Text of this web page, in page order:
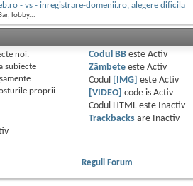
- vs - inregistrare-domenii.ro, alegere dificila
lobby...
noi.
subiecte
proprii
Codul BBeste Activ
Zâmbeteeste Activ
Codul
[IMG] este Activ
[VIDEO]
code is Activ
Codul HTML este
Inactiv
Trackbacksare
Inactiv
Reguli Forum